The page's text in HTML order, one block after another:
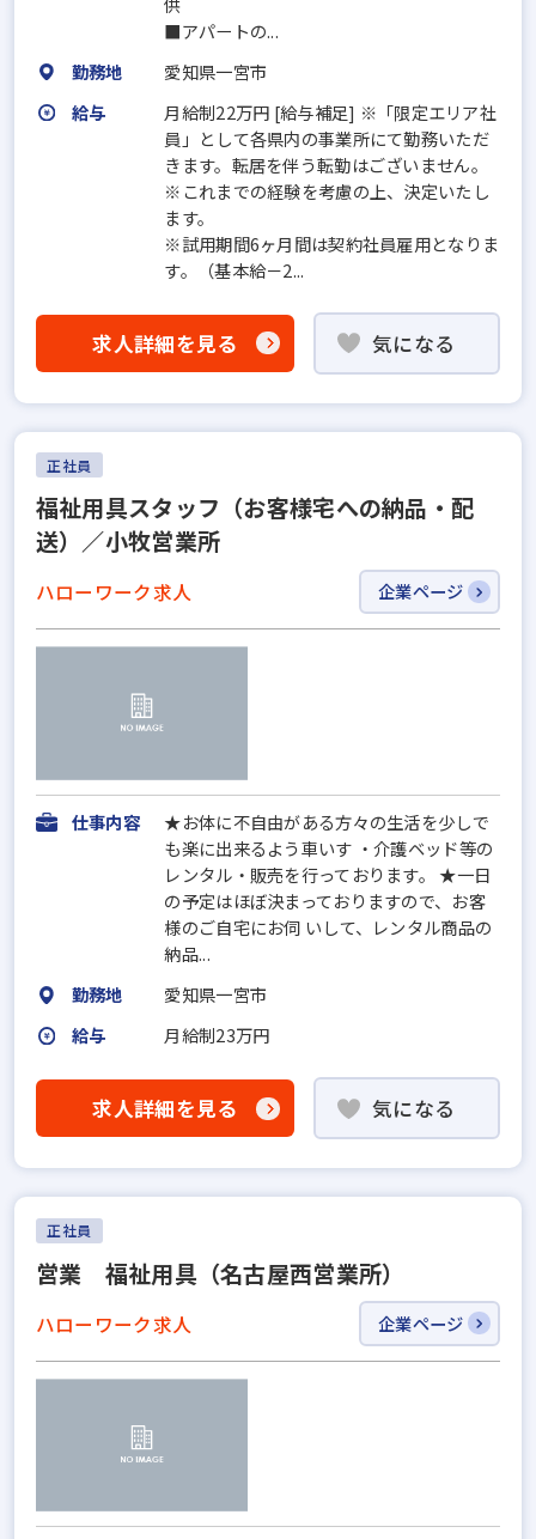
■アパートの...
勤務地
愛知県一宮市
給与
月給制22万円 [給与補足] ※「限定エリア社
員」として各県内の事業所にて勤務いただ
きます。転居を伴う転勤はございません。
※これまでの経験を考慮の上、決定いたし
ます。
※試用期間6ヶ月間は契約社員雇用となりま
す。（基本給－2...
求人詳細を見る 気になる
正社員
福祉用具スタッフ（お客様宅への納品・配
送）／小牧営業所
ハローワーク求人 企業ページ
仕事内容
★お体に不自由がある方々の生活を少しで
も楽に出来るよう車いす ・介護ベッド等の
レンタル・販売を行っております。 ★一日
の予定はほぼ決まっておりますので、お客
様のご自宅にお伺 いして、レンタル商品の
納品...
勤務地
愛知県一宮市
給与
月給制23万円
求人詳細を見る 気になる
正社員
営業 福祉用具（名古屋西営業所）
ハローワーク求人 企業ページ